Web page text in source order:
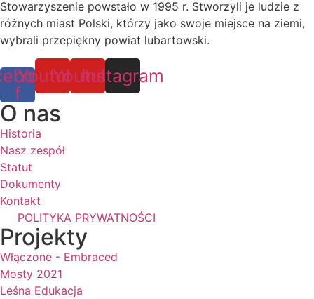
Stowarzyszenie powstało w 1995 r. Stworzyli je ludzie z
różnych miast Polski, którzy jako swoje miejsce na ziemi,
wybrali przepiękny powiat lubartowski.
f
YoutubeYoutube
Instagram
O nas
Historia
Nasz zespół
Statut
Dokumenty
Kontakt
POLITYKA PRYWATNOŚCI
Projekty
Włączone - Embraced
Mosty 2021
Leśna Edukacja